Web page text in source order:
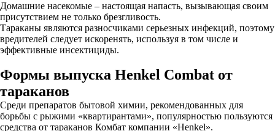
Домашние насекомые – настоящая напасть, вызывающая своим
присутствием не только брезгливость.
Тараканы являются разносчиками серьезных инфекций, поэтому
вредителей следует искоренять, используя в том числе и
эффективные инсектициды.
Формы выпуска Henkel Combat от
тараканов
Среди препаратов бытовой химии, рекомендованных для
борьбы с рыжими «квартирантами», популярностью пользуются
средства от тараканов Комбат компании «Henkel».